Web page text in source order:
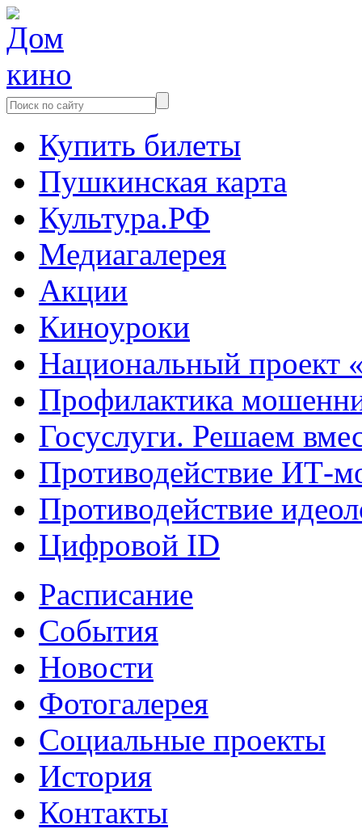
Купить билеты
Пушкинская карта
Культура.РФ
Медиагалерея
Акции
Киноуроки
Национальный проект
Профилактика
Госуслуги. Решаем
Противодействие ИТ-
Противодействие
Цифровой ID
Расписание
События
Новости
Фотогалерея
Социальные проекты
История
Контакты